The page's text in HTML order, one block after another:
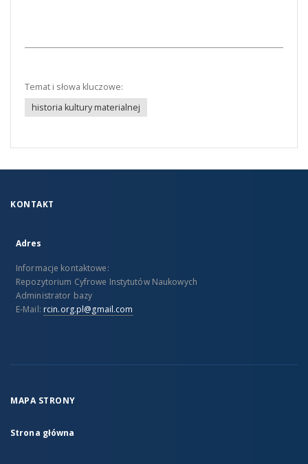
Temat i słowa kluczowe:
historia kultury materialnej
KONTAKT
Adres
Informacje kontaktowe:
Repozytorium Cyfrowe Instytutów Naukowych
Administrator bazy
E-Mail: rcin.org.pl@gmail.com
MAPA STRONY
Strona główna